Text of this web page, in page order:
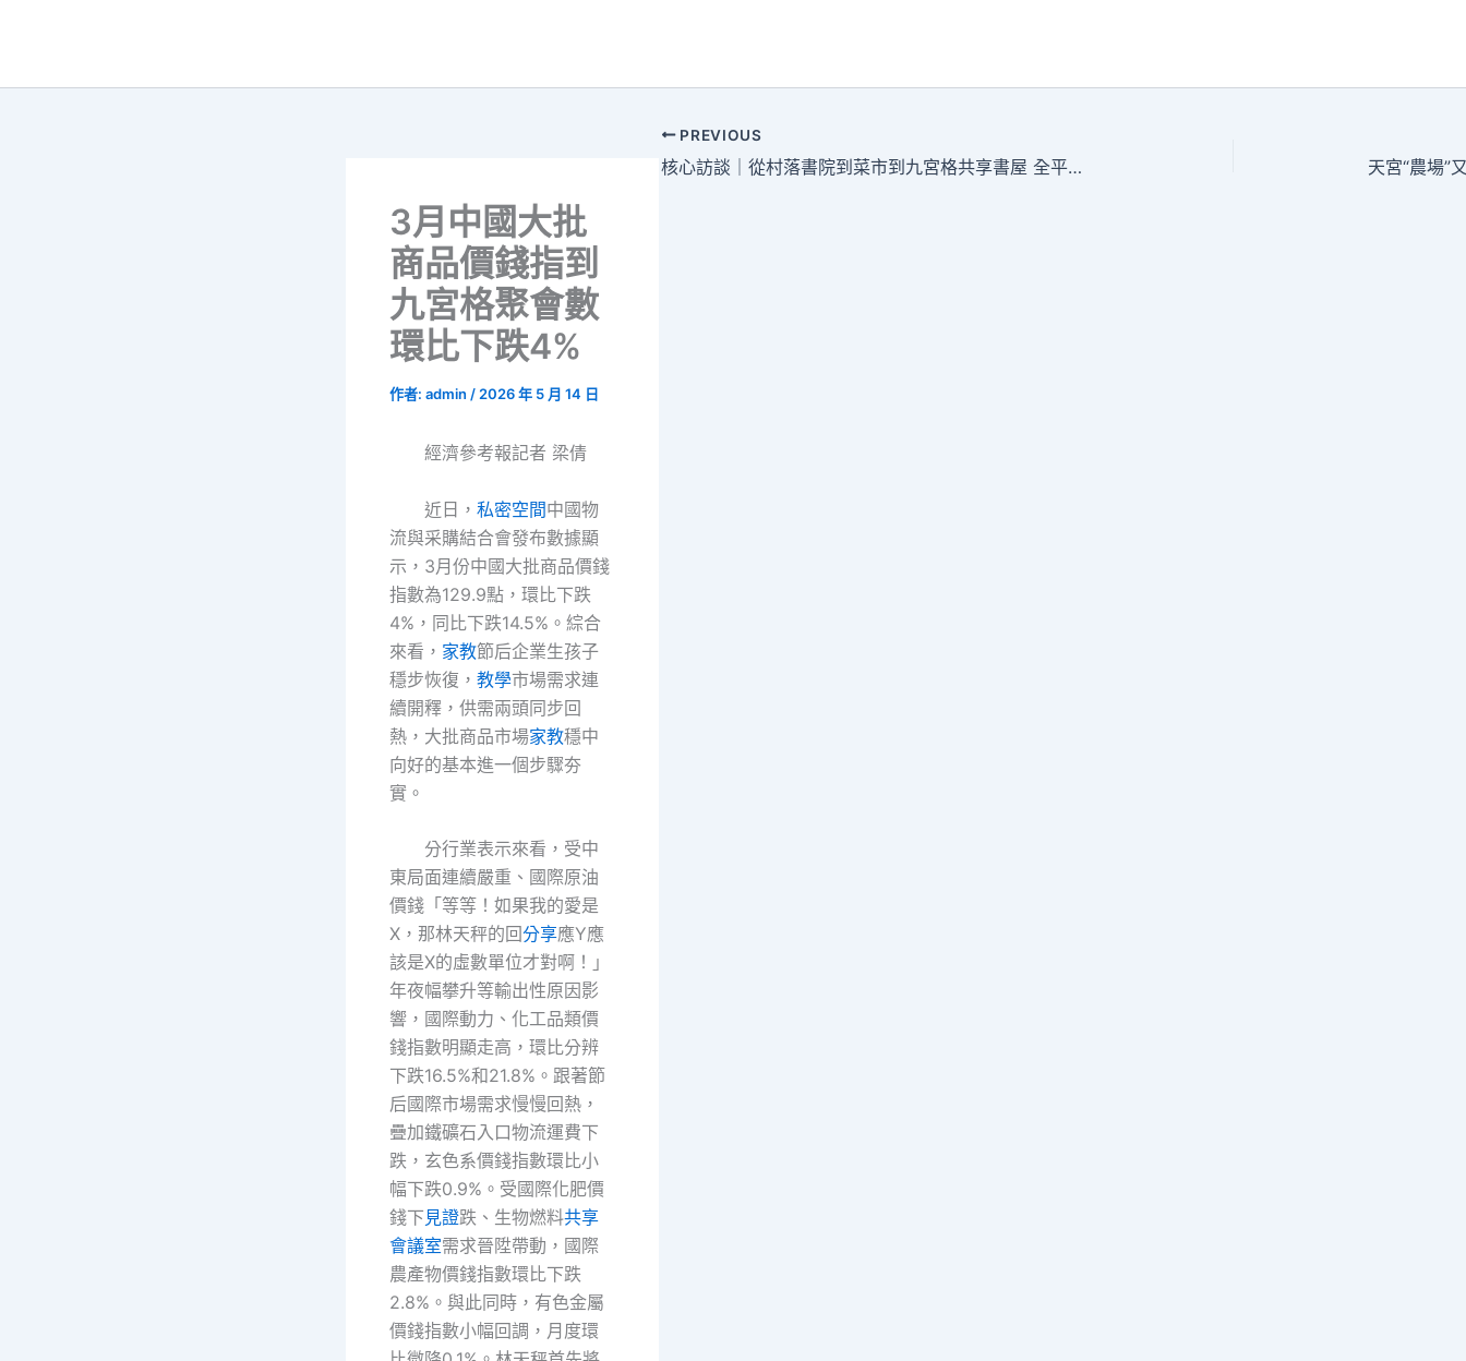
3月中國大批
商品價錢指到
九宮格聚會數
環比下跌4%
作者: admin / 2026 年 5 月 14 日
經濟參考報記者 梁倩
近日， 私密空間中國物
流與采購結合會發布數據顯
示，3月份中國大批商品價錢
指數為129.9點，環比下跌
4%，同比下跌14.5%。綜合
來看， 家教節后企業生孩子
穩步恢復， 教學市場需求連
續開釋，供需兩頭同步回
熱，大批商品市場家教穩中
向好的基本進一個步驟夯
實。
分行業表示來看，受中
東局面連續嚴重、國際原油
價錢「等等！如果我的愛是
X，那林天秤的回分享應Y應
該是X的虛數單位才對啊！」
年夜幅攀升等輸出性原因影
響，國際動力、化工品類價
錢指數明顯走高，環比分辨
下跌16.5%和21.8%。跟著節
后國際市場需求慢慢回熱，
疊加鐵礦石入口物流運費下
跌，玄色系價錢指數環比小
幅下跌0.9%。受國際化肥價
錢下 見證跌、生物燃料共享
會議室需求晉陞帶動，國際
農產物價錢指數環比下跌
2.8%。與此同時，有色金屬
價錢指數小幅回調，月度環
PREVIOUS
核心訪談｜從村落書院到菜市到九宮格共享書屋 全平易近瀏覽繪就文明新圖景